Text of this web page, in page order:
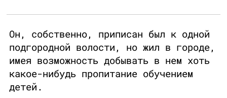
Он, собственно, приписан был к одной
подгородной волости, но жил в городе,
имея возможность добывать в нем хоть
какое-нибудь пропитание обучением
детей.